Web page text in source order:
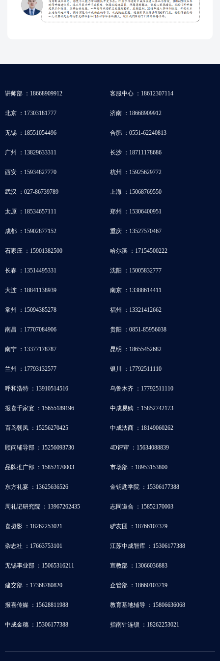
讲师部 ：18668909912 客服中心 ：18612307114
北京 ：17303181777 济南 ：18668909912
无锡 ：18551054496 合肥 ：0551-62240813
广州 ：13829633311 长沙 ：18711178686
西安 ：15934827770 杭州 ：15925629772
武汉 ：027-86739789 上海 ：15068769550
太原 ：18534657111 郑州 ：15306400951
成都 ：15902877152 重庆 ：13527570467
石家庄 ：15901382500 哈尔滨 ：17154500222
长春 ：13514495331 沈阳 ：15005832777
大连 ：18841138939 南京 ：13388614411
常州 ：15094385278 福州 ：13321412662
南昌 ：17707084906 贵阳 ：0851-85956038
南宁 ：13377178787 昆明 ：18655452682
兰州 ：17793132577 银川 ：17792511110
呼和浩特 ：13910514516 乌鲁木齐 ：17792511110
报喜千家宴 ：15655189196 中成易购 ：15852742173
百鸟朝凤 ：15256270425 中成法商 ：18149060262
顾问辅导部 ：15256093730 4D评审 ：15634088839
品牌推广部 ：15852170003 市场部 ：18953153800
东方礼宴 ：13625636526 金钥匙学院 ：15306177388
周礼记研究院 ：13967262435 志同道合 ：15852170003
喜摄影 ：18262253021 驴友团 ：18766107379
杂志社 ：17663753101 江苏中成智库 ：15306177388
无锡事业部 ：15065316211 宣教部 ：13066036883
建交部 ：17368780820 企管部 ：18660103719
报喜传媒 ：15628811988 教育基地辅导 ：15806636068
中成金穗 ：15306177388 指南针连锁 ：18262253021